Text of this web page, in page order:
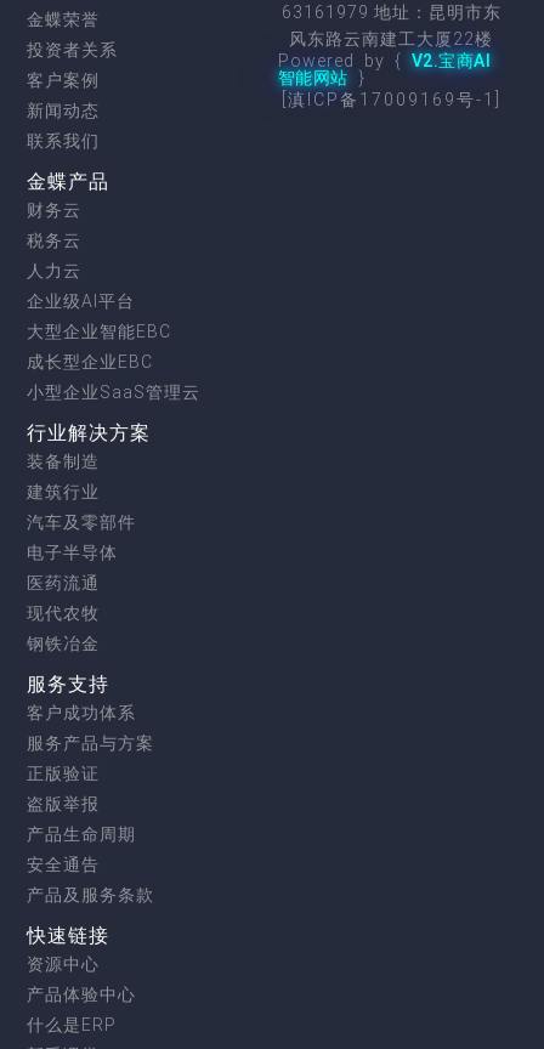
金蝶荣誉
投资者关系
客户案例
新闻动态
联系我们
金蝶产品
财务云
税务云
人力云
企业级AI平台
大型企业智能EBC
成长型企业EBC
小型企业SaaS管理云
行业解决方案
装备制造
建筑行业
汽车及零部件
电子半导体
医药流通
现代农牧
钢铁冶金
服务支持
客户成功体系
服务产品与方案
正版验证
盗版举报
产品生命周期
安全通告
产品及服务条款
快速链接
资源中心
产品体验中心
什么是ERP
63161979 地址：昆明市东
风东路云南建工大厦22楼
Powered by { V2.宝商AI
智能网站 }
[滇ICP备17009169号-1]